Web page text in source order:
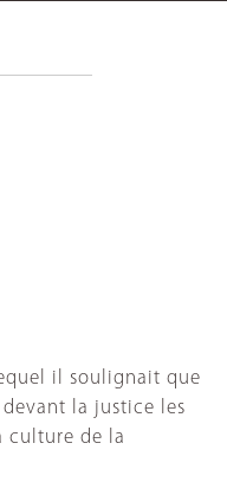
il soulignait que
la justice les
culture de la